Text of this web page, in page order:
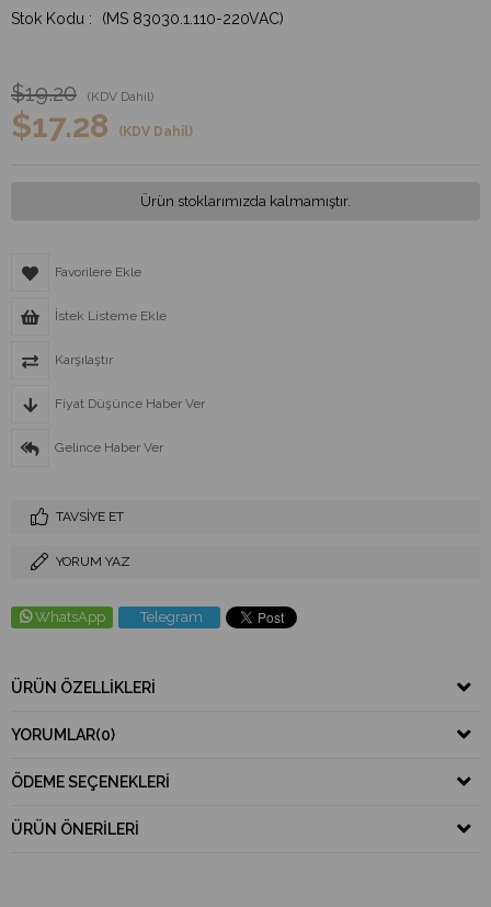
(MS 83030.1.110-220VAC)
$19.20 (KDV Dahil)
$17.28 (KDV Dahil)
Ürün stoklarımızda kalmamıştır.
Favorilere Ekle
İstek Listeme Ekle
Karşılaştır
Fiyat Düşünce Haber Ver
Gelince Haber Ver
TAVSIYE ET
YORUM YAZ
WhatsApp Telegram
ÜRÜN ÖZELLIKLERI
YORUMLAR(0)
ÖDEME SEÇENEKLERI
ÜRÜN ÖNERILERI